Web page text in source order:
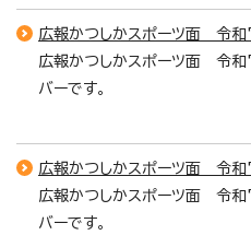
広報かつしかスポーツ面 令
広報かつしかスポーツ面 令
バーです。
広報かつしかスポーツ面 令
広報かつしかスポーツ面 令
バーです。